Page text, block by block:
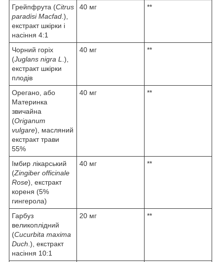
Грейпфрута (Citrus
paradisi Macfad.),
екстракт шкірки і
насіння 4:1
40 мг **
Чорний горіх
(Juglans nigra L.),
екстракт шкірки
плодів
40 мг **
Орегано, або
Материнка
звичайна
(Origanum
vulgare), масляний
екстракт трави
55%
40 мг **
Імбир лікарський
(Zingiber officinale
Rose), екстракт
кореня (5%
гингерола)
40 мг **
Гарбуз
великоплідний
(Cucurbita maxima
Duch.), екстракт
насіння 10:1
20 мг **